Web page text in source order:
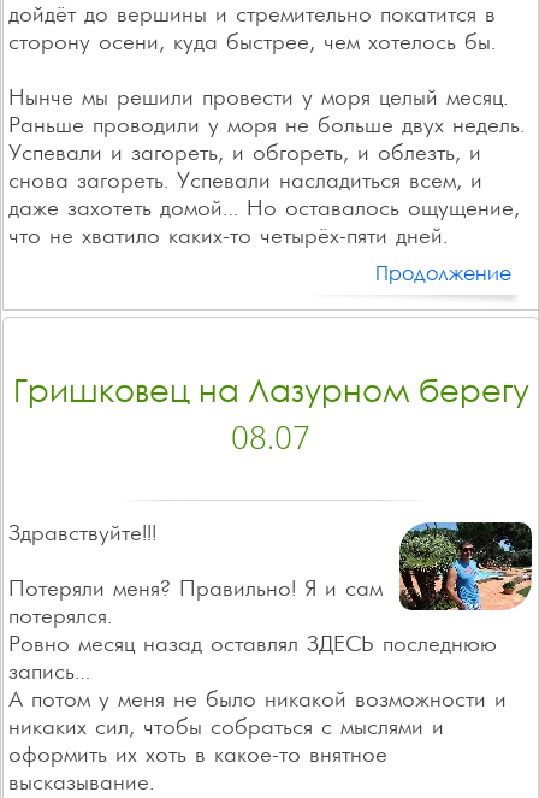
дойдёт до вершины и стремительно покатится в
сторону осени, куда быстрее, чем хотелось бы.
Нынче мы решили провести у моря целый месяц.
Раньше проводили у моря не больше двух недель.
Успевали и загореть, и обгореть, и облезть, и
снова загореть. Успевали насладиться всем, и
даже захотеть домой… Но оставалось ощущение,
что не хватило каких-то четырёх-пяти дней.
Продолжение
Гришковец на Лазурном берегу
08.07
Здравствуйте!!!
Потеряли меня? Правильно! Я и сам
потерялся.
Ровно месяц назад оставлял ЗДЕСЬ последнюю
запись…
А потом у меня не было никакой возможности и
никаких сил, чтобы собраться с мыслями и
оформить их хоть в какое-то внятное
высказывание.